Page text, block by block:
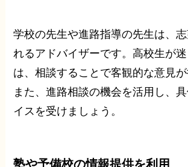
学校の先生や進路指導の先生は、
れるアドバイザーです。高校生が
は、相談することで客観的な意見が
また、進路相談の機会を活用し、
イスを受けましょう。
塾や予備校の情報提供を利用